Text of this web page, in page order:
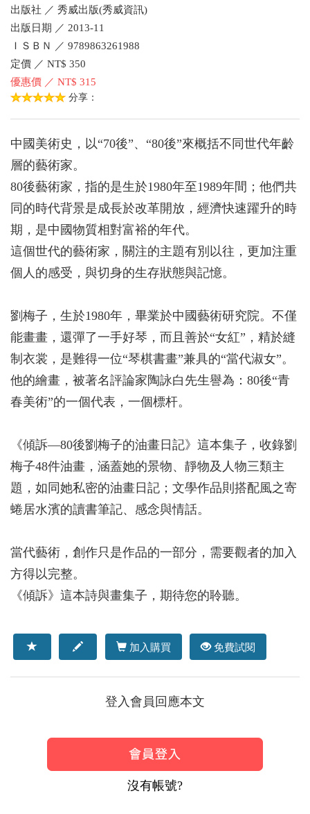
出版社 ／ 秀威出版(秀威資訊)
出版日期 ／ 2013-11
ＩＳＢＮ ／ 9789863261988
定價 ／ NT$ 350
優惠價 ／ NT$ 315
分享：
中國美術史，以“70後”、“80後”來概括不同世代年齡
層的藝術家。
80後藝術家，指的是生於1980年至1989年間；他們共
同的時代背景是成長於改革開放，經濟快速躍升的時
期，是中國物質相對富裕的年代。
這個世代的藝術家，關注的主題有別以往，更加注重
個人的感受，與切身的生存狀態與記憶。
劉梅子，生於1980年，畢業於中國藝術研究院。不僅
能畫畫，還彈了一手好琴，而且善於“女紅”，精於縫
制衣裳，是難得一位“琴棋書畫”兼具的“當代淑女”。
他的繪畫，被著名評論家陶詠白先生譽為：80後“青
春美術”的一個代表，一個標杆。
《傾訴—80後劉梅子的油畫日記》這本集子，收錄劉
梅子48件油畫，涵蓋她的景物、靜物及人物三類主
題，如同她私密的油畫日記；文學作品則搭配風之寄
蜷居水濱的讀書筆記、感念與情話。
當代藝術，創作只是作品的一部分，需要觀者的加入
方得以完整。
《傾訴》這本詩與畫集子，期待您的聆聽。
加入購買 免費試閱
登入會員回應本文
沒有帳號?